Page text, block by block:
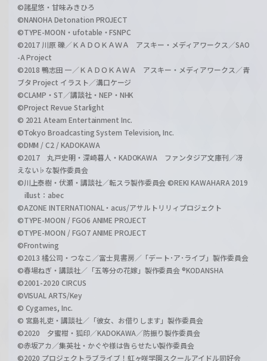
©諸星悠・甘味みきひろ
©NANOHA Detonation PROJECT
©TYPE-MOON・ufotable・FSNPC
©2017 川原 礫／ＫＡＤＯＫＡＷＡ アスキー・メディアワークス／SAO
-A Project
©2018 鴨志田 一／ＫＡＤＯＫＡＷＡ アスキー・メディアワークス／青
ブタ Project イラスト／溝口ケージ
©CLAMP・ST／講談社・NEP・NHK
©Project Revue Starlight
© 2021 Ateam Entertainment Inc.
©Tokyo Broadcasting System Television, Inc.
©DMM / C2 / KADOKAWA
©2017 丸戸史明・深崎暮人・KADOKAWA ファンタジア文庫刊／冴
えない♭な製作委員会
©川上泰樹・伏瀬・講談社／転スラ製作委員会 ©REKI KAWAHARA 2019
illust：abec
©AZONE INTERNATIONAL・acus/アサルトリリィプロジェクト
©TYPE-MOON / FGO6 ANIME PROJECT
©TYPE-MOON / FGO7 ANIME PROJECT
©Frontwing
©2013 橘公司・つなこ／富士見書房／「デート･ア･ライブ」製作委員会
©春場ねぎ・講談社／「五等分の花嫁」製作委員会 ®KODANSHA
©2001-2020 CIRCUS
©VISUAL ARTS/Key
© Cygames, Inc.
© 宮島礼吏・講談社／「彼女、お借りします」製作委員会
©2020 夕蜜柑・狐印／KADOKAWA／防振り製作委員会
©赤坂アカ／集英社・かぐや様は告らせたい製作委員会
©2020 プロジェクトラブライブ！虹ヶ咲学園スクールアイドル同好会